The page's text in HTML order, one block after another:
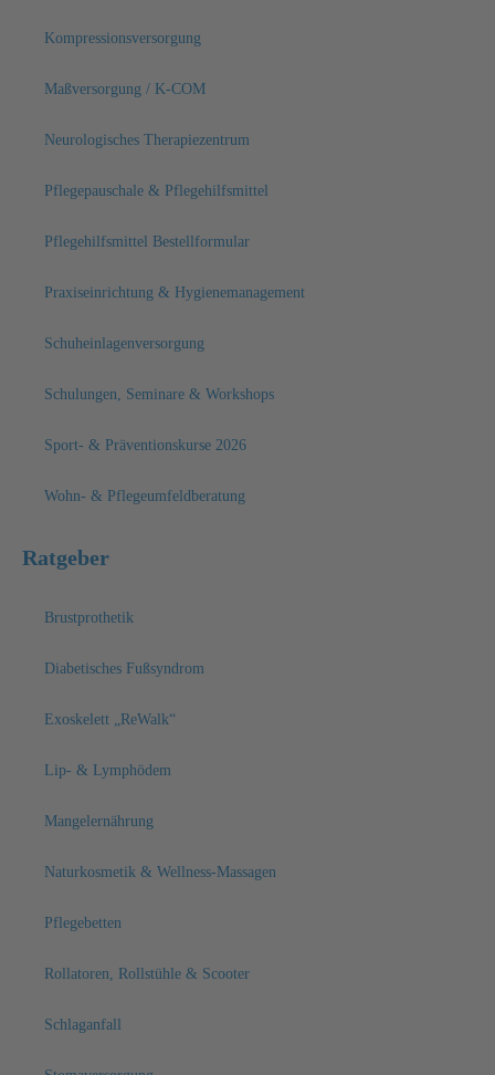
Kompressionsversorgung
Maßversorgung / K-COM
Neurologisches Therapiezentrum
Pflegepauschale & Pflegehilfsmittel
Pflegehilfsmittel Bestellformular
Praxiseinrichtung & Hygienemanagement
Schuheinlagenversorgung
Schulungen, Seminare & Workshops
Sport- & Präventionskurse 2026
Wohn- & Pflegeumfeldberatung
Ratgeber
Brustprothetik
Diabetisches Fußsyndrom
Exoskelett „ReWalk“
Lip- & Lymphödem
Mangelernährung
Naturkosmetik & Wellness-Massagen
Pflegebetten
Rollatoren, Rollstühle & Scooter
Schlaganfall